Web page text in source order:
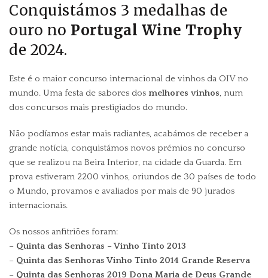
Conquistámos 3 medalhas de
ouro no Portugal Wine Trophy
de 2024.
Este é o maior concurso internacional de vinhos da OIV no
mundo. Uma festa de sabores dos melhores vinhos, num
dos concursos mais prestigiados do mundo.
Não podíamos estar mais radiantes, acabámos de receber a
grande notícia, conquistámos novos prémios no concurso
que se realizou na Beira Interior, na cidade da Guarda. Em
prova estiveram 2200 vinhos, oriundos de 30 países de todo
o Mundo, provamos e avaliados por mais de 90 jurados
internacionais.
Os nossos anfitriões foram:
– Quinta das Senhoras – Vinho Tinto 2013
– Quinta das Senhoras Vinho Tinto 2014 Grande Reserva
– Quinta das Senhoras 2019 Dona Maria de Deus Grande